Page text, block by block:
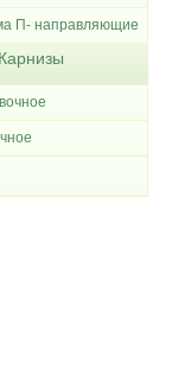
П- направляющие